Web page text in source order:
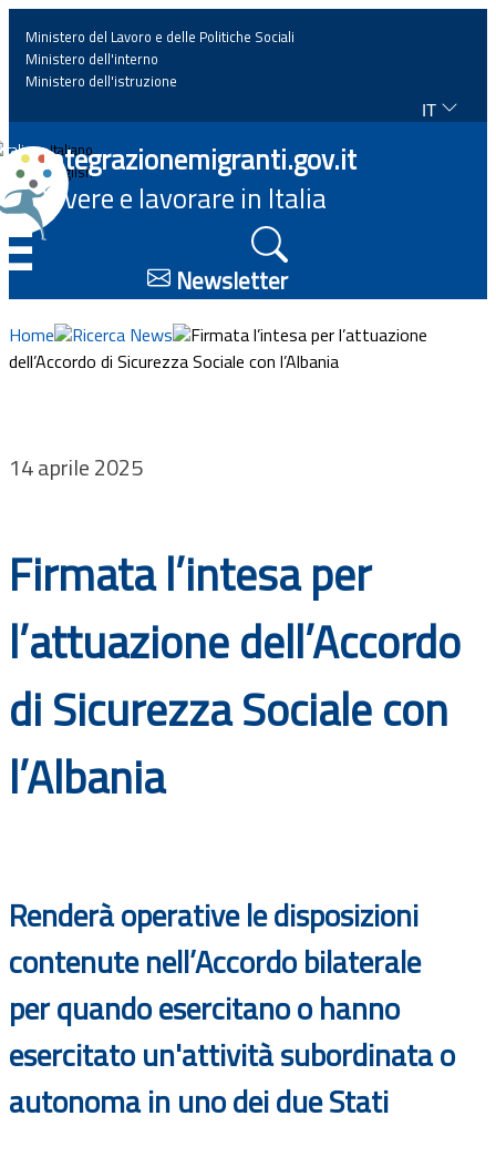
Home
News
Approfondimenti
Eventi
Progetti
Bandi
Guide
Ministero del Lavoro e delle Politiche Sociali
Ministero dell'interno
Ministero dell'istruzione
IT
Italiano
English
Integrazionemigranti.gov.it
Vivere e lavorare in Italia
Newsletter
Home Ricerca News
Firmata l’intesa per l’attuazione
dell’Accordo di Sicurezza Sociale con l’Albania
14 aprile 2025
Firmata l’intesa per
l’attuazione dell’Accordo
di Sicurezza Sociale con
l’Albania
Renderà operative le disposizioni
contenute nell’Accordo bilaterale
per quando esercitano o hanno
esercitato un'attività subordinata o
autonoma in uno dei due Stati